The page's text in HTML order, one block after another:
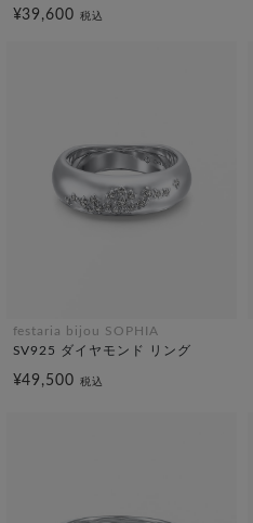
¥39,600税込
festaria bijou SOPHIA
SV925 ダイヤモンド リング
¥49,500税込